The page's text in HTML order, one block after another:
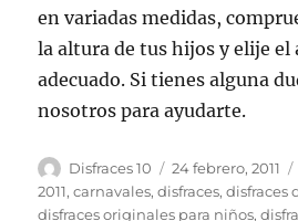
en variadas medidas,
la altura de tus hijos y elije el
adecuado. Si tienes alguna
nosotros para ayudarte.
Autor
Disfraces 10
Publicado
el
24 febrero, 2011
2011,carnavales,disfraces,disfraces
disfraces originales para niños,